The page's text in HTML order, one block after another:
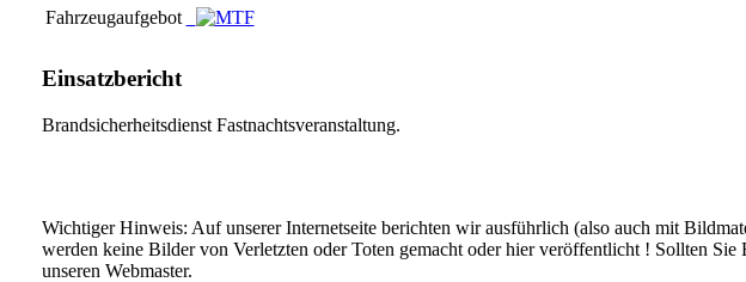
Fahrzeugaufgebot
Einsatzbericht
Brandsicherheitsdienst Fastnachtsveranstaltung.
Wichtiger Hinweis: Auf unserer Internetseite berichten wir ausführlich (also auch mit
werden keine Bilder von Verletzten oder Toten gemacht oder hier veröffentlicht ! Sollten
unseren Webmaster.